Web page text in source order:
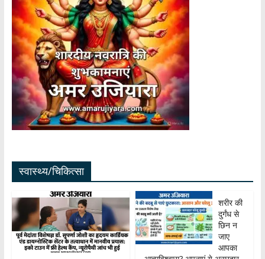
स्वास्थ्य/चिकित्सा
शरीर की
दुर्गंध से
छिन न
जाए
आपका